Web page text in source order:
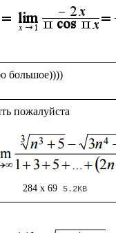
284 x 69 5.2KB